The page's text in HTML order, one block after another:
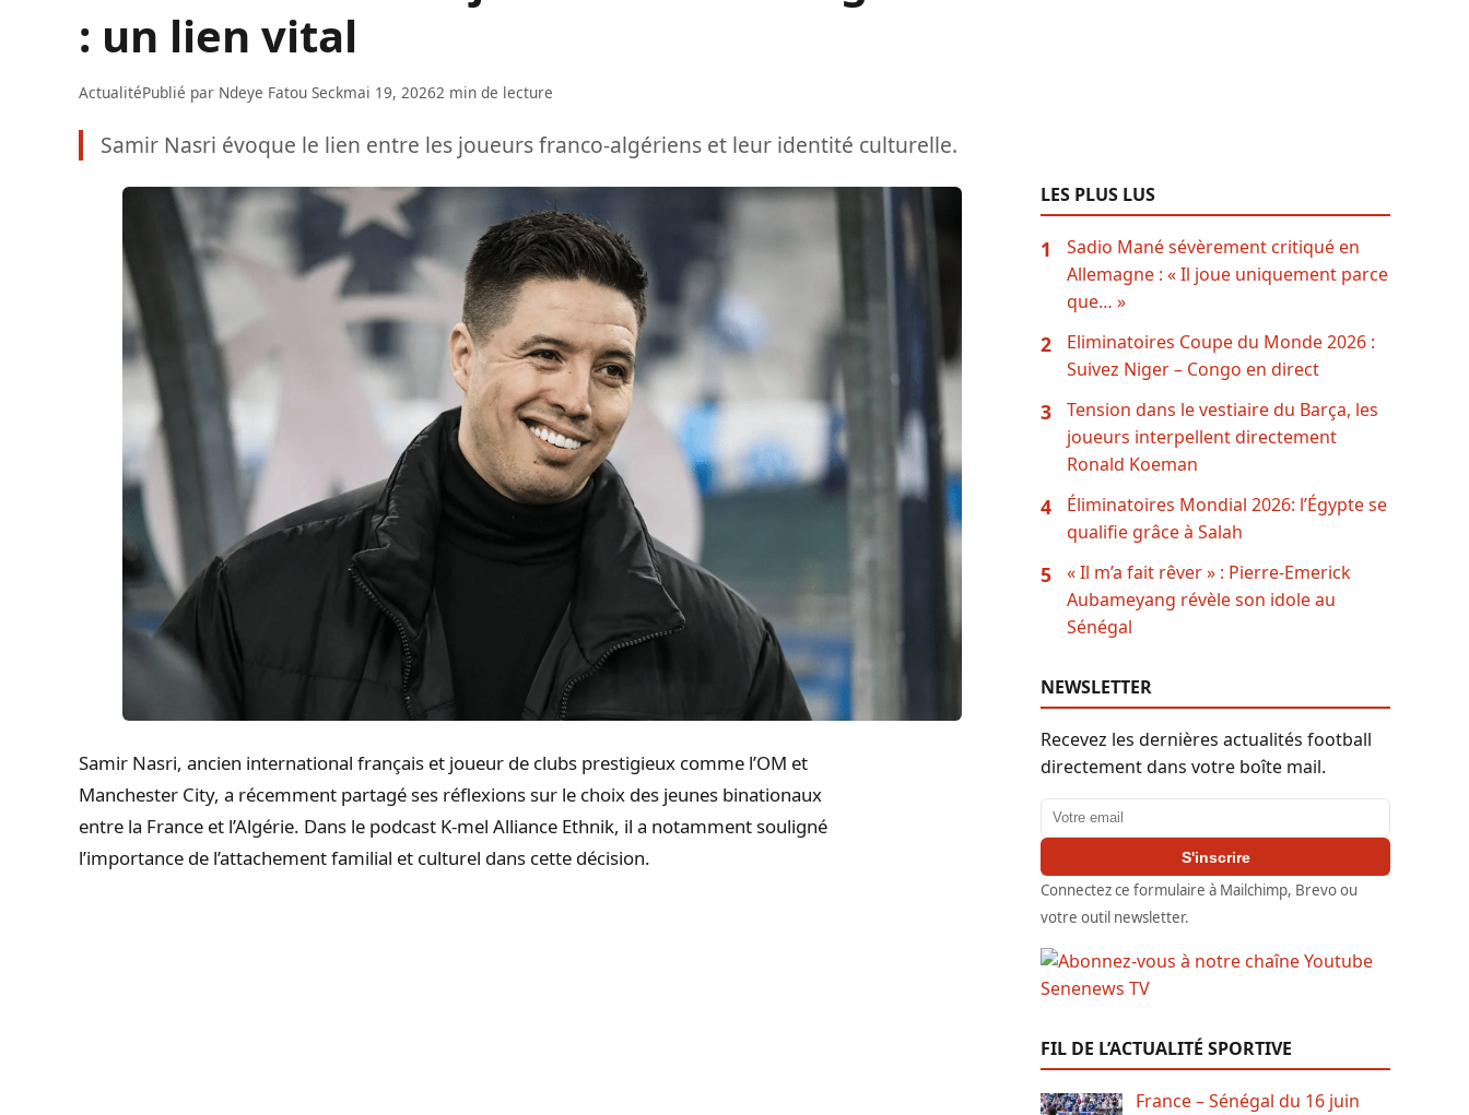
: un lien vital
ActualitéPublié par Ndeye Fatou Seckmai 19, 20262 min de lecture
Samir Nasri évoque le lien entre les joueurs franco-algériens et leur identité culturelle.
Samir Nasri, ancien international français et joueur de clubs prestigieux comme l’OM et
Manchester City, a récemment partagé ses réflexions sur le choix des jeunes binationaux
entre la France et l’Algérie. Dans le podcast K-mel Alliance Ethnik, il a notamment souligné
l’importance de l’attachement familial et culturel dans cette décision.
LES PLUS LUS
1
Sadio Mané sévèrement critiqué en
Allemagne : « Il joue uniquement parce
que… »
2
Eliminatoires Coupe du Monde 2026 :
Suivez Niger – Congo en direct
3
Tension dans le vestiaire du Barça, les
joueurs interpellent directement
Ronald Koeman
4
Éliminatoires Mondial 2026: l’Égypte se
qualifie grâce à Salah
5
« Il m’a fait rêver » : Pierre-Emerick
Aubameyang révèle son idole au
Sénégal
NEWSLETTER
Recevez les dernières actualités football
directement dans votre boîte mail.
Adresse email
S'inscrire
Connectez ce formulaire à Mailchimp, Brevo ou
votre outil newsletter.
FIL DE L’ACTUALITÉ SPORTIVE
France – Sénégal du 16 juin